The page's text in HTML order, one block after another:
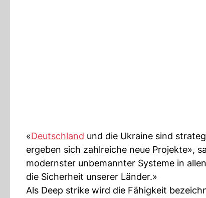
«Deutschland und die Ukraine sind
ergeben sich zahlreiche neue Projekte»,
modernster unbemannter Systeme in
die Sicherheit unserer Länder.»
Als Deep strike wird die Fähigkeit